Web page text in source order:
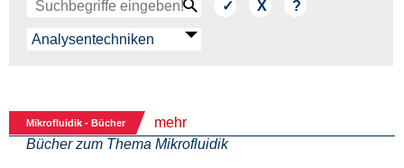
Mikrofluidik - Bücher
mehr
Bücher zum Thema Mikrofluidik